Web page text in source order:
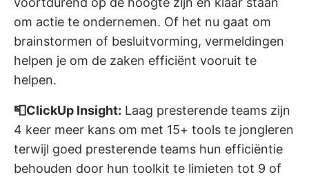
om actie te ondernemen. Of het nu gaat om
brainstormen of besluitvorming, vermeldingen
helpen je om de zaken efficiënt vooruit te
helpen.
📮ClickUp Insight: Laag presterende teams zijn
4 keer meer kans om met 15+ tools te jongleren
terwijl goed presterende teams hun efficiëntie
behouden door hun toolkit te limieten tot 9 of